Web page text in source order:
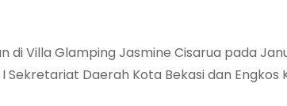
Villa Glamping Jasmine Cisarua pada
Daerah Kota Bekasi dan Engkos